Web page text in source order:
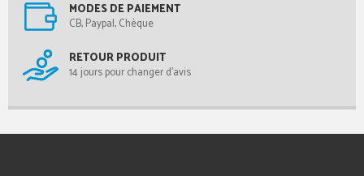
MODES DE PAIEMENT
CB, Paypal, Chèque
RETOUR PRODUIT
14 jours pour changer d'avis